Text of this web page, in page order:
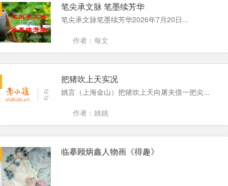
笔尖承文脉 笔墨续芳华
笔尖承文脉笔墨续芳华2026年7月20日...
作者：每文
把猪吹上天实况
姚言（上海金山）把猪吹上天向屠夫借一把尖...
作者：姚姚
临摹顾炳鑫人物画《得趣》